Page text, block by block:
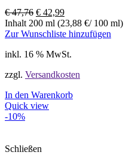
€47,76 € 42,99
Inhalt 200 ml (23,88 €/ 100 ml)
Zur Wunschliste hinzufügen
inkl. 16 % MwSt.
zzgl. Versandkosten
In den Warenkorb
Quick view
-10%
Schließen